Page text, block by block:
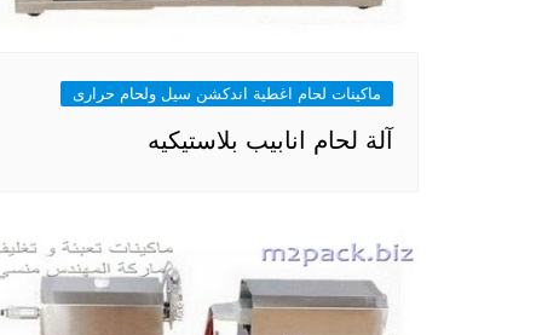
ماكينات لحام اغطية اندكشن سيل ولحام حرارى
آلة لحام انابيب بلاستيكيه